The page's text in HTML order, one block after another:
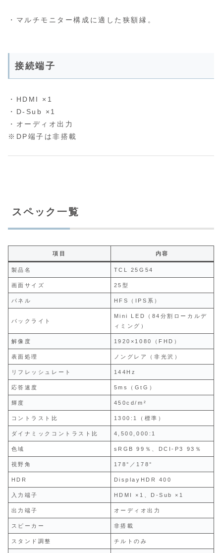
・マルチモニター構成に適した狭額縁。
接続端子
・HDMI ×1
・D‑Sub ×1
・オーディオ出力
※DP端子は非搭載
スペック一覧
項目 内容
製品名 TCL 25G54
画面サイズ 25型
パネル HFS（IPS系）
バックライト
Mini LED（84分割ローカルデ
ィミング）
解像度 1920×1080（FHD）
表面処理 ノングレア（非光沢）
リフレッシュレート 144Hz
応答速度 5ms（GtG）
輝度 450cd/m²
コントラスト比 1300:1（標準）
ダイナミックコントラスト比 4,500,000:1
色域 sRGB 99％、DCI‑P3 93％
視野角 178°／178°
HDR DisplayHDR 400
入力端子 HDMI ×1、D‑Sub ×1
出力端子 オーディオ出力
スピーカー 非搭載
スタンド調整 チルトのみ